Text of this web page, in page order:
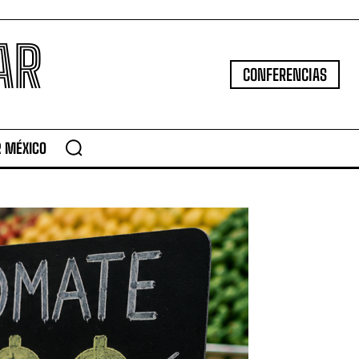
CONFERENCIAS
MÉXICO